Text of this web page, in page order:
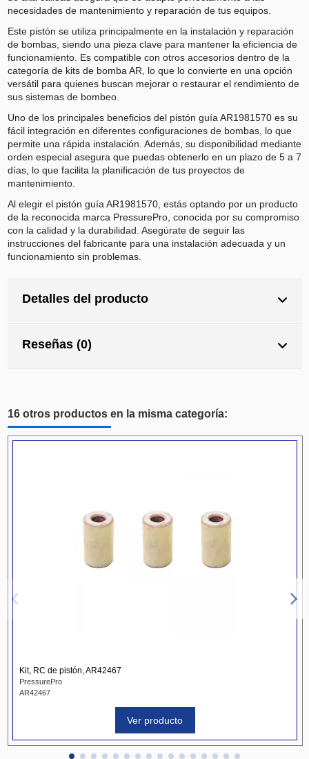
necesidades de mantenimiento y reparación de tus equipos.
Este pistón se utiliza principalmente en la instalación y reparación
de bombas, siendo una pieza clave para mantener la eficiencia de
funcionamiento. Es compatible con otros accesorios dentro de la
categoría de kits de bomba AR, lo que lo convierte en una opción
versátil para quienes buscan mejorar o restaurar el rendimiento de
sus sistemas de bombeo.
Uno de los principales beneficios del pistón guía AR1981570 es su
fácil integración en diferentes configuraciones de bombas, lo que
permite una rápida instalación. Además, su disponibilidad mediante
orden especial asegura que puedas obtenerlo en un plazo de 5 a 7
días, lo que facilita la planificación de tus proyectos de
mantenimiento.
Al elegir el pistón guía AR1981570, estás optando por un producto
de la reconocida marca PressurePro, conocida por su compromiso
con la calidad y la durabilidad. Asegúrate de seguir las
instrucciones del fabricante para una instalación adecuada y un
funcionamiento sin problemas.
Detalles del producto
Reseñas (0)
16 otros productos en la misma categoría:
Kit, RC de pistón, AR42467
PressurePro
AR42467
Ver producto